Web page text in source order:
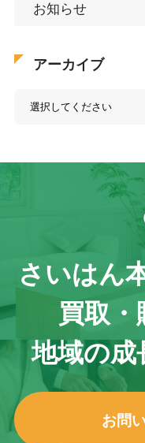
お知らせ
アーカイブ
さいはん
買取・
地域の成
お問